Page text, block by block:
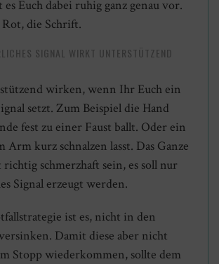
Euch dabei ruhig ganz genau vor.
die Schrift.
SIGNAL WIRKT UNTERSTÜTZEND
wirken, wenn Ihr Euch ein
setzt. Zum Beispiel die Hand
fest zu einer Faust ballt. Oder ein
Arm kurz schnalzen lasst. Das Ganze
schmerzhaft sein, es soll nur
Signal erzeugt werden.
ist es, nicht in den
Damit diese aber nicht
Stopp wiederkommen, sollte dem